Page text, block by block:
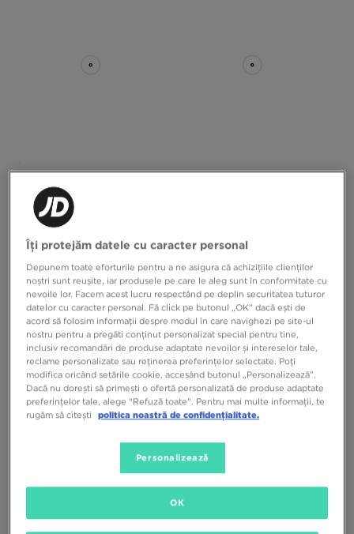
NIKE SWIM PANTALONI SCURȚI
BREAKER ESSENTIAL
179,99 RON
ADIDAS PANTALONI SCURȚI
NIKE PANTALONI SCURȚI M NK DRI-
FIT ACADEMY 25
Îți protejăm datele cu caracter personal
Depunem toate eforturile pentru a ne asigura că achizițiile clienților
noștri sunt reușite, iar produsele pe care le aleg sunt în conformitate cu
nevoile lor. Facem acest lucru respectând pe deplin securitatea tuturor
datelor cu caracter personal. Fă click pe butonul „OK” dacă ești de
acord să folosim informații despre modul în care navighezi pe site-ul
nostru pentru a pregăti conținut personalizat special pentru tine,
inclusiv recomandări de produse adaptate nevoilor și intereselor tale,
reclame personalizate sau reținerea preferințelor selectate. Poți
modifica oricând setările cookie, accesând butonul „Personalizează”.
Dacă nu dorești să primești o ofertă personalizată de produse adaptate
preferințelor tale, alege "Refuză toate". Pentru mai multe informații, te
rugăm să citești
politica noastră de confidențialitate.
Personalizează
OK